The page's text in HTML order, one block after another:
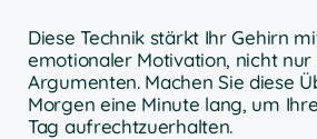
Diese Technik stärkt Ihr Gehirn
emotionaler Motivation, nicht
Argumenten. Machen Sie diese
Morgen eine Minute lang, um
Tag aufrechtzuerhalten.